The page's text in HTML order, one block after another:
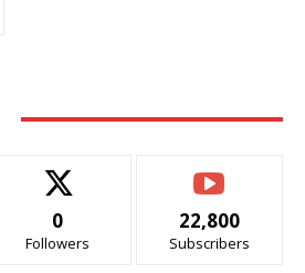
0
Followers
22,800
Subscribers